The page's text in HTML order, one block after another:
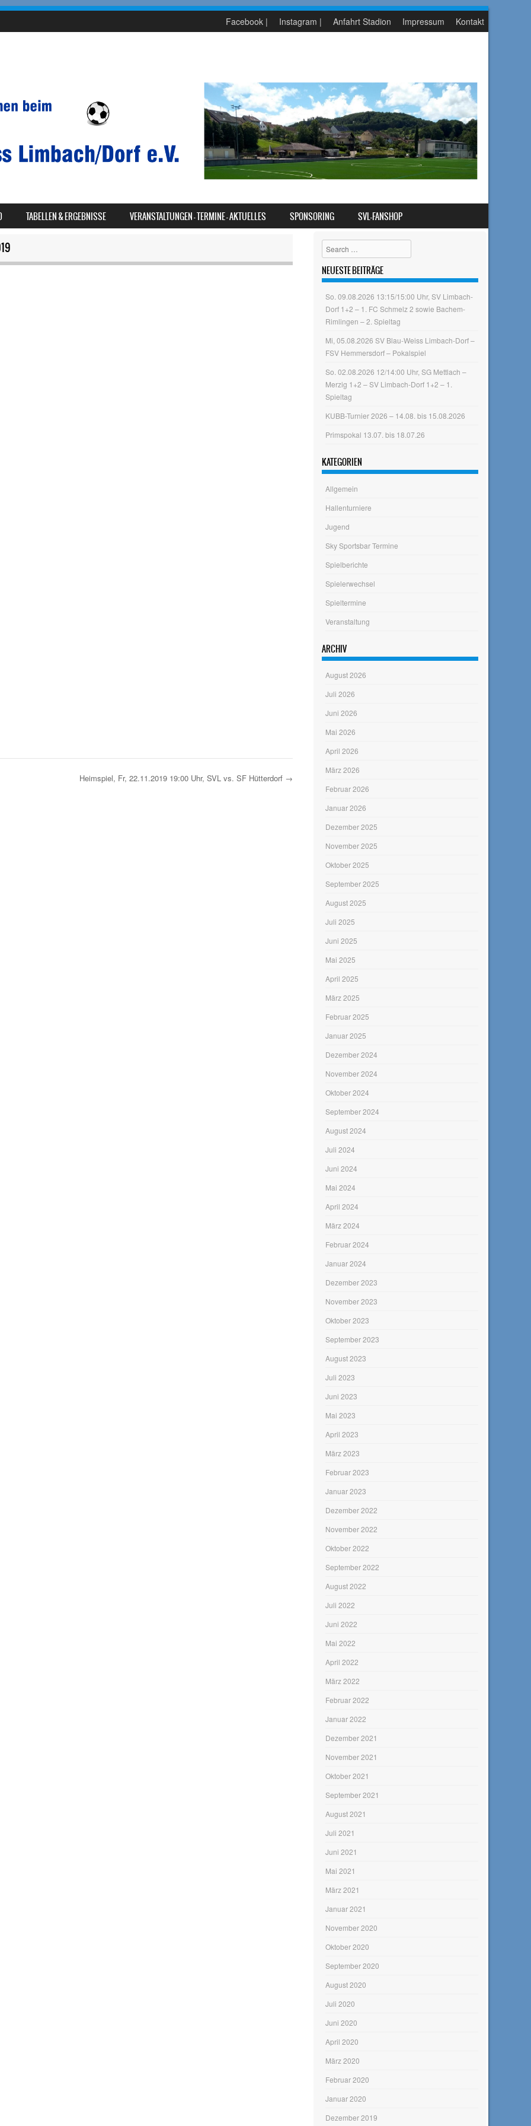
Facebook | Instagram | Anfahrt Stadion Impressum Kontakt
TABELLEN & ERGEBNISSE VERANSTALTUNGEN – TERMINE – AKTUELLES SPONSORING SVL-FANSHOP
Heimspiel, Fr, 22.11.2019 19:00 Uhr, SVL vs. SF Hütterdorf →
Search
NEUESTE BEITRÄGE
So. 09.08.2026 13:15/15:00 Uhr, SV Limbach-
Dorf 1+2 – 1. FC Schmelz 2 sowie Bachem-
Rimlingen – 2. Spieltag
Mi, 05.08.2026 SV Blau-Weiss Limbach-Dorf –
FSV Hemmersdorf – Pokalspiel
So. 02.08.2026 12/14:00 Uhr, SG Mettlach –
Merzig 1+2 – SV Limbach-Dorf 1+2 – 1.
Spieltag
KUBB-Turnier 2026 – 14.08. bis 15.08.2026
Primspokal 13.07. bis 18.07.26
KATEGORIEN
Allgemein
Hallenturniere
Jugend
Sky Sportsbar Termine
Spielberichte
Spielerwechsel
Spieltermine
Veranstaltung
ARCHIV
August 2026
Juli 2026
Juni 2026
Mai 2026
April 2026
März 2026
Februar 2026
Januar 2026
Dezember 2025
November 2025
Oktober 2025
September 2025
August 2025
Juli 2025
Juni 2025
Mai 2025
April 2025
März 2025
Februar 2025
Januar 2025
Dezember 2024
November 2024
Oktober 2024
September 2024
August 2024
Juli 2024
Juni 2024
Mai 2024
April 2024
März 2024
Februar 2024
Januar 2024
Dezember 2023
November 2023
Oktober 2023
September 2023
August 2023
Juli 2023
Juni 2023
Mai 2023
April 2023
März 2023
Februar 2023
Januar 2023
Dezember 2022
November 2022
Oktober 2022
September 2022
August 2022
Juli 2022
Juni 2022
Mai 2022
April 2022
März 2022
Februar 2022
Januar 2022
Dezember 2021
November 2021
Oktober 2021
September 2021
August 2021
Juli 2021
Juni 2021
Mai 2021
März 2021
Januar 2021
November 2020
Oktober 2020
September 2020
August 2020
Juli 2020
Juni 2020
April 2020
März 2020
Februar 2020
Januar 2020
Dezember 2019